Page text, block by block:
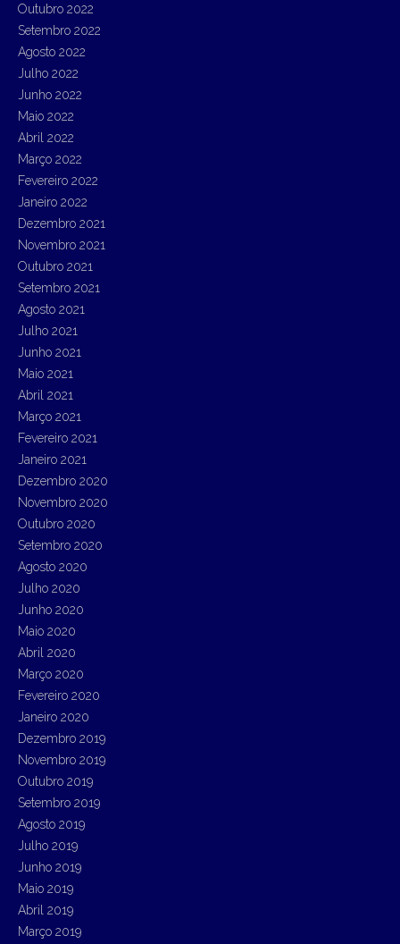
Outubro 2022
Setembro 2022
Agosto 2022
Julho 2022
Junho 2022
Maio 2022
Abril 2022
Março 2022
Fevereiro 2022
Janeiro 2022
Dezembro 2021
Novembro 2021
Outubro 2021
Setembro 2021
Agosto 2021
Julho 2021
Junho 2021
Maio 2021
Abril 2021
Março 2021
Fevereiro 2021
Janeiro 2021
Dezembro 2020
Novembro 2020
Outubro 2020
Setembro 2020
Agosto 2020
Julho 2020
Junho 2020
Maio 2020
Abril 2020
Março 2020
Fevereiro 2020
Janeiro 2020
Dezembro 2019
Novembro 2019
Outubro 2019
Setembro 2019
Agosto 2019
Julho 2019
Junho 2019
Maio 2019
Abril 2019
Março 2019